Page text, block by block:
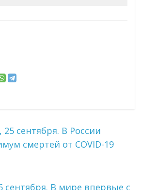
25 сентября. В России
смертей от COVID-19
сентября. В мире впервые с